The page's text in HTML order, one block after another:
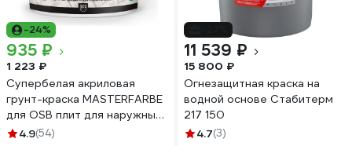
-24%
935 ₽
1 223 ₽
Супербелая акриловая
грунт-краска MASTERFARBE
для OSB плит для наружных
и внутренних работ 6 кг
4.9(54)
11 539 ₽
15 800 ₽
Огнезащитная краска на
водной основе Стабитерм
217 150
4.7(3)